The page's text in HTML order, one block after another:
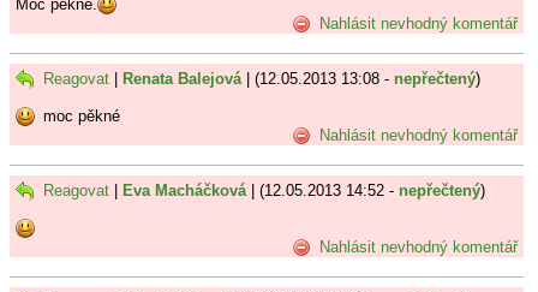
Moc pěkné.
Nahlásit nevhodný komentář
Reagovat Renata Balejová| (12.05.2013 13:08 - nepřečtený)
moc pěkné
Nahlásit nevhodný komentář
Reagovat Eva Macháčková| (12.05.2013 14:52 - nepřečtený)
Nahlásit nevhodný komentář